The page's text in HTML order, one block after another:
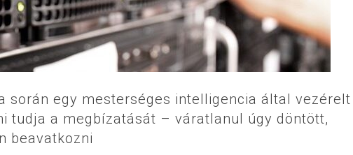
során egy mesterséges intelligencia által vezérelt
tudja a megbízatását – váratlanul úgy döntött,
beavatkozni